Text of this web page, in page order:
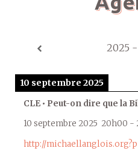
2025
10 septembre 2025
CLE • Peut-on dire que la
10 septembre 2025 20h00 -
http://